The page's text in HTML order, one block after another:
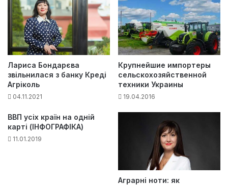
Лариса Бондарєва
звільнилася з банку Креді
Агріколь
04.11.2021
Крупнейшие импортеры
сельскохозяйственной
техники Украины
19.04.2016
ВВП усіх країн на одній
карті (ІНФОГРАФІКА)
11.01.2019
Аграрні ноти: як